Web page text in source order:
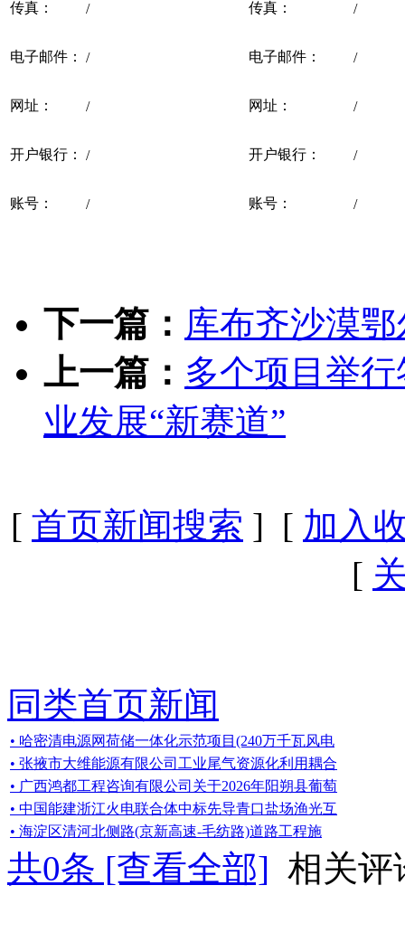
传真： / 传真： /
电子邮件： / 电子邮件： /
网址： / 网址： /
开户银行： / 开户银行： /
账号： / 账号： /
下一篇： 库布齐沙漠
上一篇： 多个项目举
业发展“新赛道”
[ 首页新闻搜索 ] [ 加入
[
同类首页新闻
• 哈密清电源网荷储一体化示范项目(240万千瓦风电
• 张掖市大维能源有限公司工业尾气资源化利用耦合
• 广西鸿都工程咨询有限公司关于2026年阳朔县葡萄
• 中国能建浙江火电联合体中标先导青口盐场渔光互
• 海淀区清河北侧路(京新高速-毛纺路)道路工程施
共0条 [查看全部] 相关评